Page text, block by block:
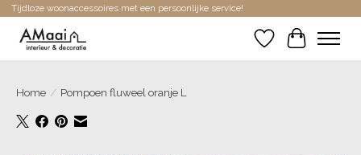
Tijdloze woonaccessoires met een persoonlijke service!
Verlanglijst
Home / Pompoen fluweel oranje L